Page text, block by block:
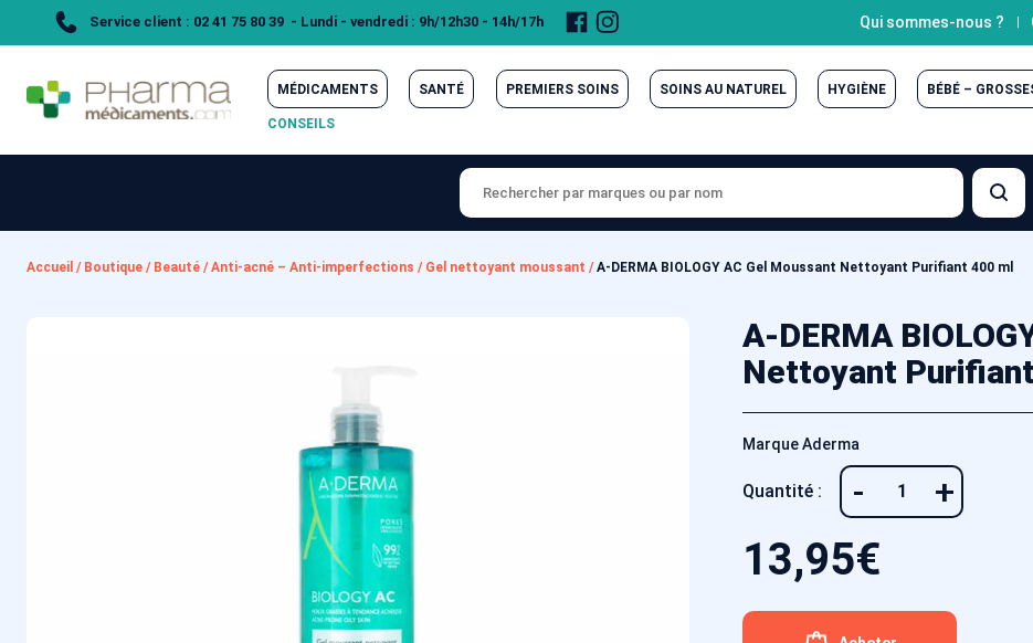
Service client : 02 41 75 80 39 - Lundi - vendredi : 9h/12h30 - 14h/17h
Page
Facebook
Instagram
Qui sommes-nous ?
MÉDICAMENTS SANTÉ PREMIERS SOINS SOINS AU NATUREL HYGIÈNE BÉBÉ –
CONSEILS
Accueil / Boutique / Beauté /Anti-acné – Anti-imperfections / Gel nettoyant moussant /A-DERMA BIOLOGY AC Gel Moussant Nettoyant Purifiant 400 ml
A-DERMA
Nettoyant
Marque Aderma
Quantité : - +
13,95€